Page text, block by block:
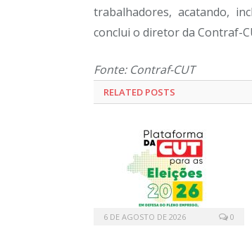
trabalhadores, acatando,
conclui o diretor da Contraf-
Fonte: Contraf-CUT
RELATED POSTS
6 DE AGOSTO DE 2026 0